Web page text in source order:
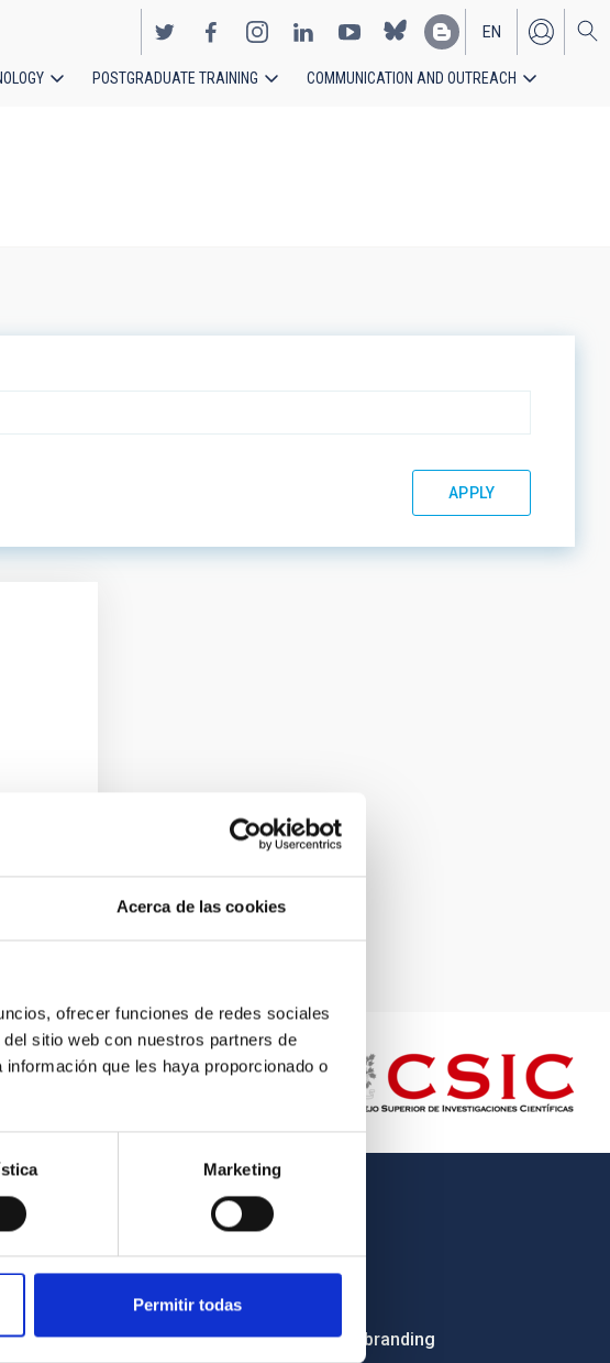
Acerca de las cookies
ofrecer funciones de redes sociales
sitio web con nuestros partners de
que les haya proporcionado o
Marketing
Permitir todas
EN
ES
POSTGRADUATE TRAINING COMMUNICATION AND OUTREACH
OTHER LINKS
Institutional branding